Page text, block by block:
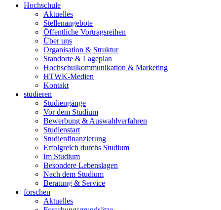
Hochschule
Aktuelles
Stellenangebote
Öffentliche Vortragsreihen
Über uns
Organisation & Struktur
Standorte & Lageplan
Hochschulkommunikation & Marketing
HTWK-Medien
Kontakt
studieren
Studiengänge
Vor dem Studium
Bewerbung & Auswahlverfahren
Studienstart
Studienfinanzierung
Erfolgreich durchs Studium
Im Studium
Besondere Lebenslagen
Nach dem Studium
Beratung & Service
forschen
Aktuelles